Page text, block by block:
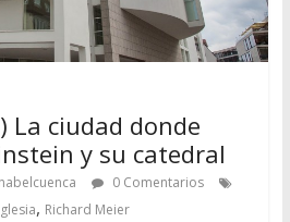
La ciudad donde
y su catedral
0 Comentarios
, Richard Meier